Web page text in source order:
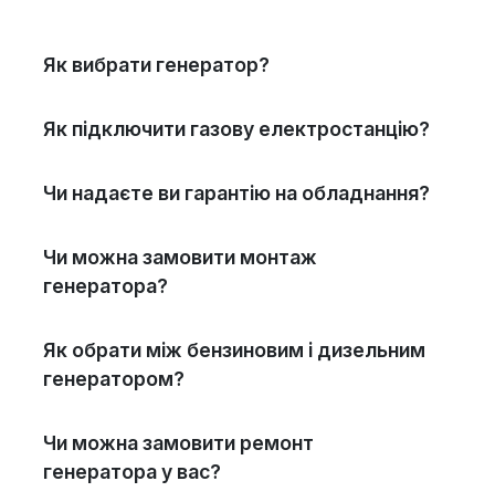
Як вибрати генератор?
Як підключити газову електростанцію?
Чи надаєте ви гарантію на обладнання?
Чи можна замовити монтаж
генератора?
Як обрати між бензиновим і дизельним
генератором?
Чи можна замовити ремонт
генератора у вас?